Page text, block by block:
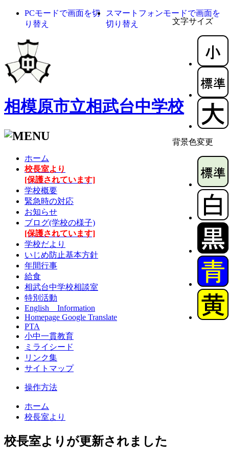
文字サイズ
背景色変更
PCモードで画面を切
り替え
スマートフォンモードで画面を
切り替え
相模原市立相武台中学校
ホーム
校長室より
[保護されています]
学校概要
緊急時の対応
お知らせ
ブログ(学校の様子)
[保護されています]
学校だより
いじめ防止基本方針
年間行事
給食
相武台中学校相談室
特別活動
English Information
Homepage Google Translate
PTA
小中一貫教育
ミライシード
リンク集
サイトマップ
操作方法
ホーム
校長室より
校長室よりが更新されました